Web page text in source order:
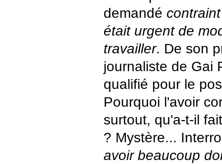
demandé
était urgent de
travailler. De son
journaliste de Gai
qualifié pour le
Pourquoi l'avoir
surtout, qu'a-t-il
? Mystère...
avoir beaucoup